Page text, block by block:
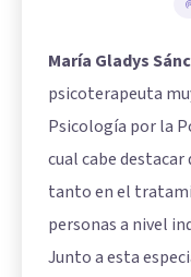
María Gladys
psicoterapeuta
Psicología por la
cual cabe
tanto en el
personas a nivel
Junto a esta